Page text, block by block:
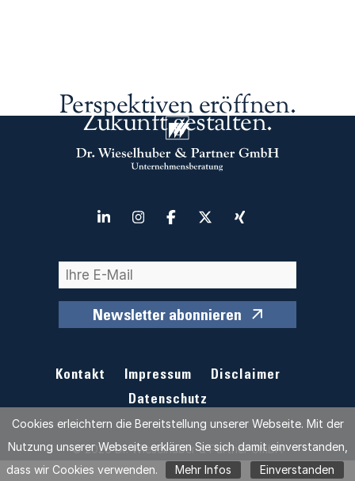
Newsletter abonnieren
Kontakt Impressum
Disclaimer
Datenschutz
© 2026 Dr. Wieselhuber & Partner GmbH
Perspektiven eröffnen.
Zukunft gestalten.
Cookies erleichtern die Bereitstellung unserer Webseite. Mit der
Nutzung unserer Webseite erklären Sie sich damit einverstanden,
dass wir Cookies verwenden.
Mehr Infos Einverstanden